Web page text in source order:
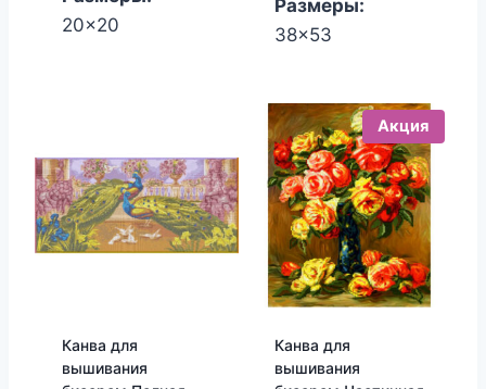
20x20
Размеры:
38x53
Канва для
вышивания
Акция
Канва для
вышивания